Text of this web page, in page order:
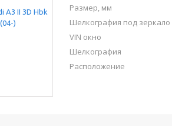
Размер, мм
Шелкография под зеркало
VIN окно
Шелкография
Расположение